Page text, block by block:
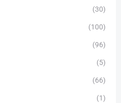
(30)
(100)
(96)
(5)
(66)
(1)